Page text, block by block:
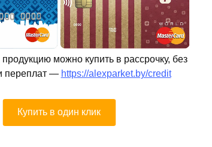
можно купить в рассрочку, без
переплат — https://alexparket.by/credit
Купить в один клик